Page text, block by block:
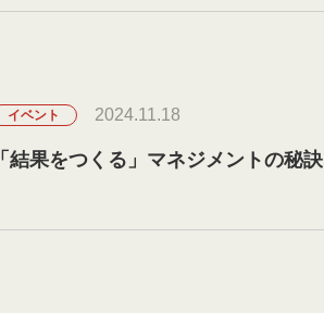
イベント 2024.11.18
「結果をつくる」マネジメントの秘訣